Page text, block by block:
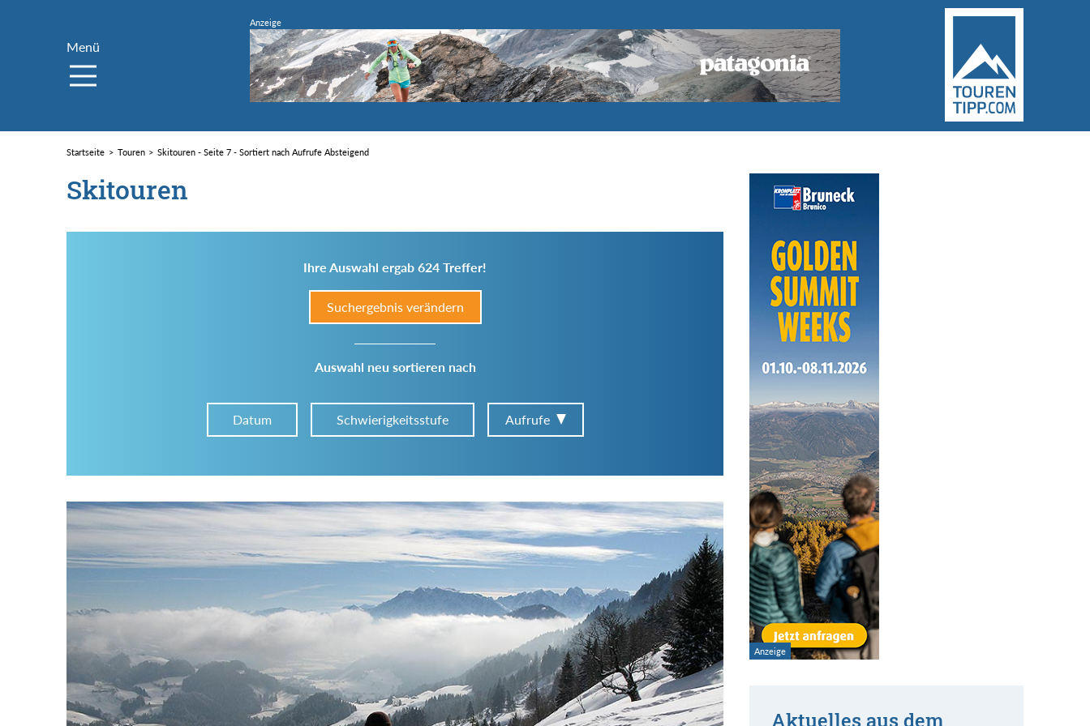
Menü
Startseite Touren Skitouren - Seite 7 - Sortiert nach Aufrufe Absteigend
Skitouren
Ihre Auswahl ergab 624 Treffer!
Suchergebnis verändern
Auswahl neu sortieren nach
Datum Schwierigkeitsstufe Aufrufe
Im Tourenarchiv suchen
Land:
Gebirge:
Art der Tour:
von
bis
Kondition (Tourdauer):
Aktuelles aus dem